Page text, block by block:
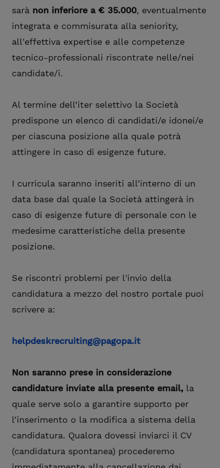
sarà non inferiore a € 35.000, eventualmente
integrata e commisurata alla seniority,
all'effettiva expertise e alle competenze
tecnico-professionali riscontrate nelle/nei
candidate/i.
Al termine dell’iter selettivo la Società
predispone un elenco di candidati/e idonei/e
per ciascuna posizione alla quale potrà
attingere in caso di esigenze future.
I curricula saranno inseriti all’interno di un
data base dal quale la Società attingerà in
caso di esigenze future di personale con le
medesime caratteristiche della presente
posizione.
Se riscontri problemi per l'invio della
candidatura a mezzo del nostro portale puoi
scrivere a:
helpdeskrecruiting@pagopa.it
Non saranno prese in considerazione
candidature inviate alla presente email, la
quale serve solo a garantire supporto per
l’inserimento o la modifica a sistema della
candidatura. Qualora dovessi inviarci il CV
(candidatura spontanea) procederemo